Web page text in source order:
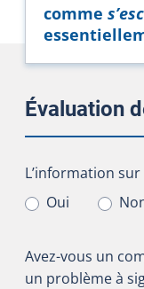
comme
Évaluation
L’information
L’information
Oui
Avez-vous un
un problème à